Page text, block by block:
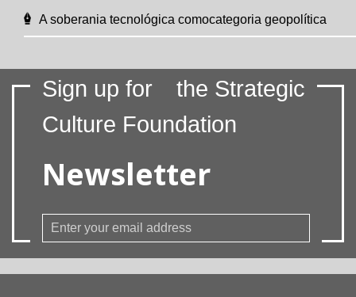
A soberania tecnológica comocategoria geopolítica
Sign up for
the Strategic
Culture Foundation
Newsletter